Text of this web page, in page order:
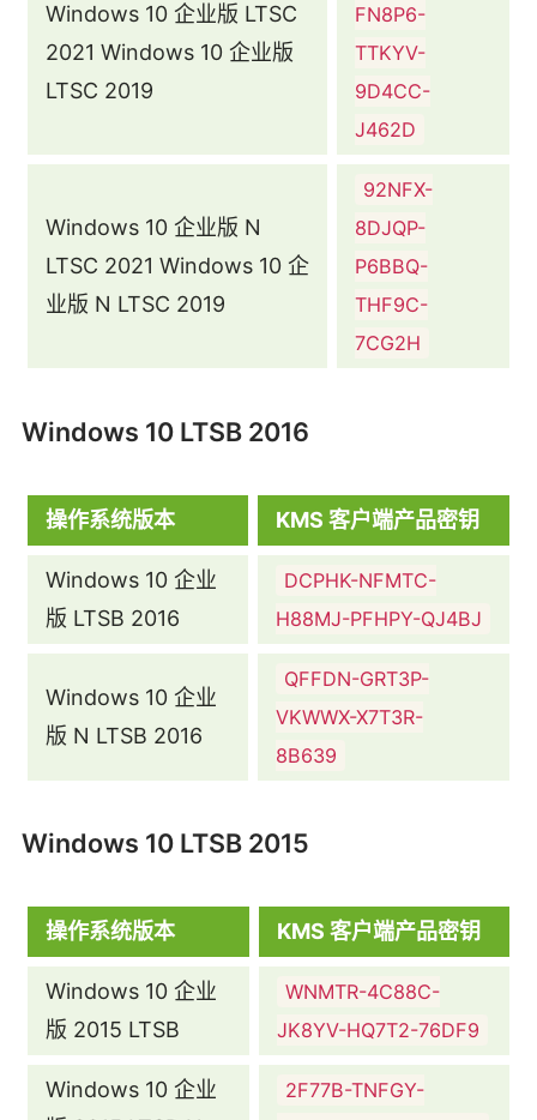
Windows 10 企业版 LTSC
2021 Windows 10 企业版
LTSC 2019
FN8P6-
TTKYV-
9D4CC-
J462D
Windows 10 企业版 N
LTSC 2021 Windows 10 企
业版 N LTSC 2019
92NFX-
8DJQP-
P6BBQ-
THF9C-
7CG2H
Windows 10 LTSB 2016
操作系统版本 KMS 客户端产品密钥
Windows 10 企业
版 LTSB 2016
DCPHK-NFMTC-
H88MJ-PFHPY-QJ4BJ
Windows 10 企业
版 N LTSB 2016
QFFDN-GRT3P-
VKWWX-X7T3R-
8B639
Windows 10 LTSB 2015
操作系统版本 KMS 客户端产品密钥
Windows 10 企业
版 2015 LTSB
WNMTR-4C88C-
JK8YV-HQ7T2-76DF9
Windows 10 企业
2F77B-TNFGY-